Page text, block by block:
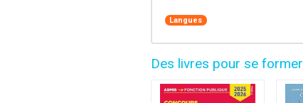
Langues
Des livres pour se former